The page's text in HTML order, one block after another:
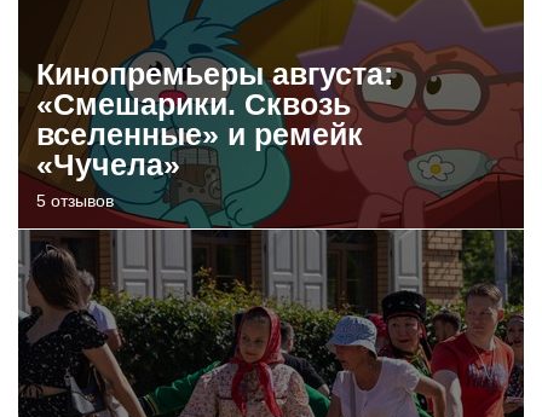
Кинопремьеры августа:
«Смешарики. Сквозь
вселенные» и ремейк
«Чучела»
5 отзывов